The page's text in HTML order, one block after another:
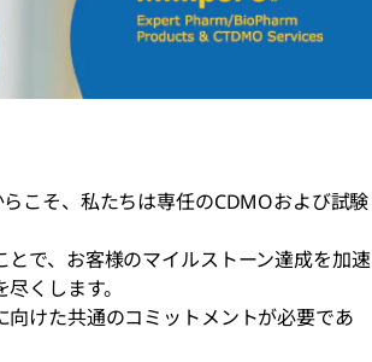
こそ、私たちは専任のCDMOおよび試験
で、お客様のマイルストーン達成を加速
くします。
けた共通のコミットメントが必要であ